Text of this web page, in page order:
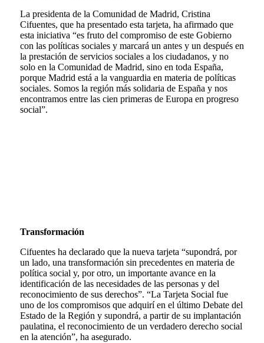
La presidenta de la Comunidad de Madrid, Cristina
Cifuentes, que ha presentado esta tarjeta, ha afirmado que
esta iniciativa “es fruto del compromiso de este Gobierno
con las políticas sociales y marcará un antes y un después en
la prestación de servicios sociales a los ciudadanos, y no
solo en la Comunidad de Madrid, sino en toda España,
porque Madrid está a la vanguardia en materia de políticas
sociales. Somos la región más solidaria de España y nos
encontramos entre las cien primeras de Europa en progreso
social”.
Transformación
Cifuentes ha declarado que la nueva tarjeta “supondrá, por
un lado, una transformación sin precedentes en materia de
política social y, por otro, un importante avance en la
identificación de las necesidades de las personas y del
reconocimiento de sus derechos”. “La Tarjeta Social fue
uno de los compromisos que adquirí en el último Debate del
Estado de la Región y supondrá, a partir de su implantación
paulatina, el reconocimiento de un verdadero derecho social
en la atención”, ha asegurado.